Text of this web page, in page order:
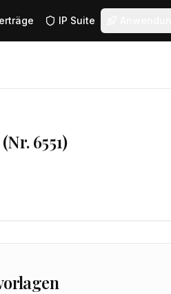
IP Suite
6551)